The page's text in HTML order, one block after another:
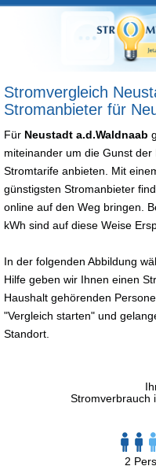
Stromvergleich
Stromanbieter für
Für Neustadt a.d.Waldnaab
miteinander um die Gunst
Stromtarife anbieten. Mit
günstigsten Stromanbieter
online auf den Weg bringen.
kWh sind auf diese Weise
In der folgenden Abbildung
Hilfe geben wir Ihnen einen
Haushalt gehörenden
"Vergleich starten" und
Standort.
Stromverbrauch
2